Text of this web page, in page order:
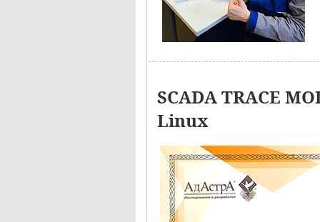
SCADA TRACE
Linux